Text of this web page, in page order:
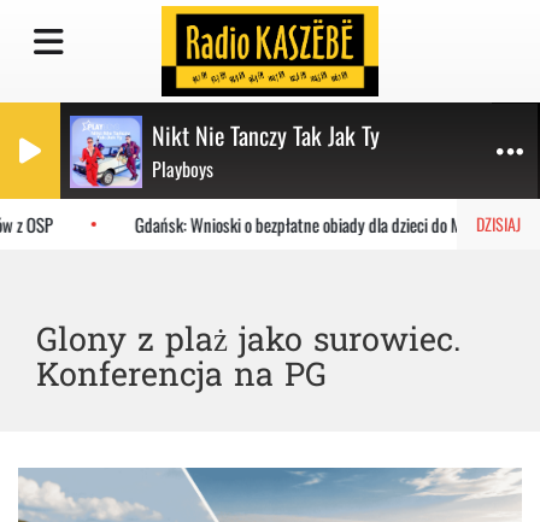
Nikt Nie Tanczy Tak Jak Ty
Playboys
DZISIAJ
OSP Gdańsk: Wnioski o bezpłatne obiady dla dzieci do MOPR
Glony z plaż jako surowiec.
Konferencja na PG